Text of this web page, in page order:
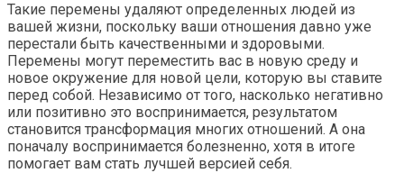
Такие перемены удаляют определенных людей из
вашей жизни, поскольку ваши отношения давно уже
перестали быть качественными и здоровыми.
Перемены могут переместить вас в новую среду и
новое окружение для новой цели, которую вы ставите
перед собой. Независимо от того, насколько негативно
или позитивно это воспринимается, результатом
становится трансформация многих отношений. А она
поначалу воспринимается болезненно, хотя в итоге
помогает вам стать лучшей версией себя.